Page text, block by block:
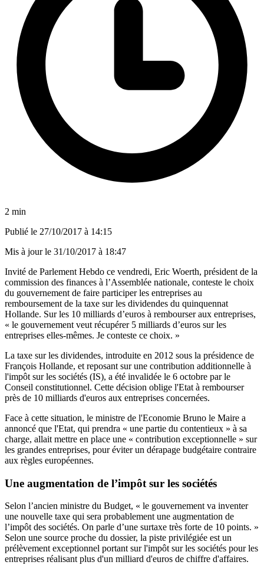
2 min
Publié le 27/10/2017 à 14:15
Mis à jour le 31/10/2017 à 18:47
Invité de Parlement Hebdo ce vendredi, Eric Woerth, président de la
commission des finances à l’Assemblée nationale, conteste le choix
du gouvernement de faire participer les entreprises au
remboursement de la taxe sur les dividendes du quinquennat
Hollande. Sur les 10 milliards d’euros à rembourser aux entreprises,
« le gouvernement veut récupérer 5 milliards d’euros sur les
entreprises elles-mêmes. Je conteste ce choix. »
La taxe sur les dividendes, introduite en 2012 sous la présidence de
François Hollande, et reposant sur une contribution additionnelle à
l'impôt sur les sociétés (IS), a été invalidée le 6 octobre par le
Conseil constitutionnel. Cette décision oblige l'Etat à rembourser
près de 10 milliards d'euros aux entreprises concernées.
Face à cette situation, le ministre de l'Economie Bruno le Maire a
annoncé que l'Etat, qui prendra « une partie du contentieux » à sa
charge, allait mettre en place une « contribution exceptionnelle » sur
les grandes entreprises, pour éviter un dérapage budgétaire contraire
aux règles européennes.
Une augmentation de l’impôt sur les sociétés
Selon l’ancien ministre du Budget, « le gouvernement va inventer
une nouvelle taxe qui sera probablement une augmentation de
l’impôt des sociétés. On parle d’une surtaxe très forte de 10 points. »
Selon une source proche du dossier, la piste privilégiée est un
prélèvement exceptionnel portant sur l'impôt sur les sociétés pour les
entreprises réalisant plus d'un milliard d'euros de chiffre d'affaires.